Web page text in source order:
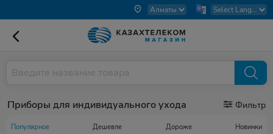
Приборы для индивидуального ухода Фильтр
Популярное Дешевле Дороже Новинки